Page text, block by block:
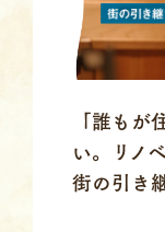
「誰も
い。リノ
街の引き